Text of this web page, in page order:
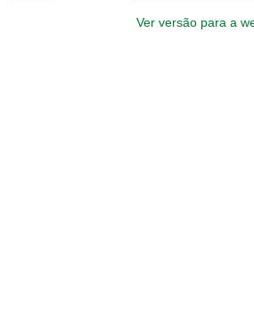
Ver versão para a